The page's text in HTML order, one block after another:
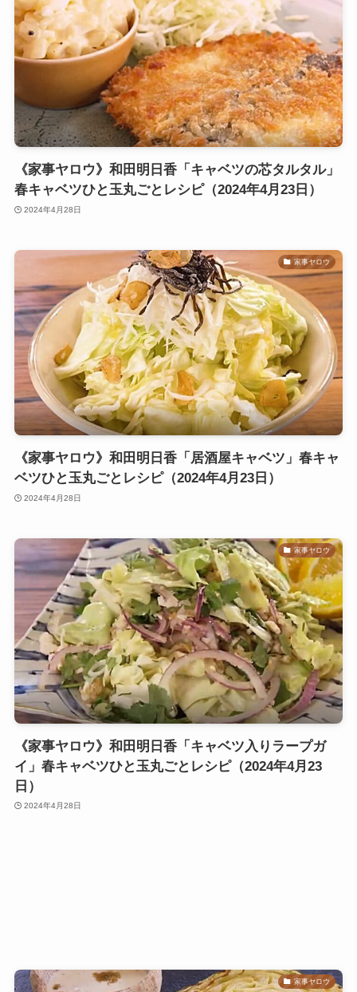
《家事ヤロウ》和田明日香「キャベツの芯タルタル」
春キャベツひと玉丸ごとレシピ（2024年4月23日）
2024年4月28日
家事ヤロウ
《家事ヤロウ》和田明日香「居酒屋キャベツ」春キャ
ベツひと玉丸ごとレシピ（2024年4月23日）
2024年4月28日
家事ヤロウ
《家事ヤロウ》和田明日香「キャベツ入りラープガ
イ」春キャベツひと玉丸ごとレシピ（2024年4月23
日）
2024年4月28日
家事ヤロウ